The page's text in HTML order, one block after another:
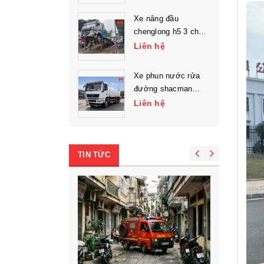
Xe nâng đầu
chenglong h5 3 chân
chở máy công trình
Liên hệ
Xe phun nước rửa
đường shacman
l3000 3 chân
Liên hệ
TIN TỨC